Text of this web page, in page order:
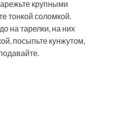
крупными
тонкой соломкой.
на тарелки, на них
посыпьте кунжутом,